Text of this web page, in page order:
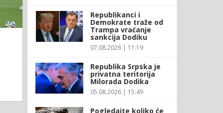
Republikanci i
Demokrate traže od
Trampa vraćanje
sankcija Dodiku
07.08.2026 | 11:19
Republika Srpska je
privatna teritorija
Milorada Dodika
05.08.2026 | 15:49
Pogledajte koliko će